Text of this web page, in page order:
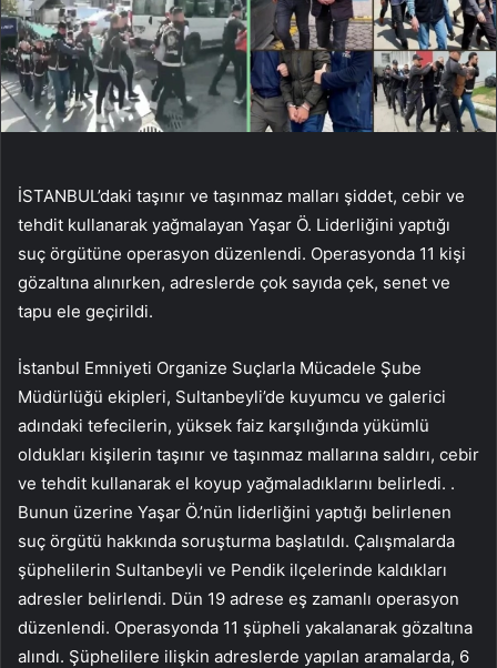
İSTANBUL’daki taşınır ve taşınmaz malları şiddet, cebir ve
tehdit kullanarak yağmalayan Yaşar Ö. Liderliğini yaptığı
suç örgütüne operasyon düzenlendi. Operasyonda 11 kişi
gözaltına alınırken, adreslerde çok sayıda çek, senet ve
tapu ele geçirildi.
İstanbul Emniyeti Organize Suçlarla Mücadele Şube
Müdürlüğü ekipleri, Sultanbeyli’de kuyumcu ve galerici
adındaki tefecilerin, yüksek faiz karşılığında yükümlü
oldukları kişilerin taşınır ve taşınmaz mallarına saldırı, cebir
ve tehdit kullanarak el koyup yağmaladıklarını belirledi. .
Bunun üzerine Yaşar Ö.’nün liderliğini yaptığı belirlenen
suç örgütü hakkında soruşturma başlatıldı. Çalışmalarda
şüphelilerin Sultanbeyli ve Pendik ilçelerinde kaldıkları
adresler belirlendi. Dün 19 adrese eş zamanlı operasyon
düzenlendi. Operasyonda 11 şüpheli yakalanarak gözaltına
alındı. Şüphelilere ilişkin adreslerde yapılan aramalarda, 6